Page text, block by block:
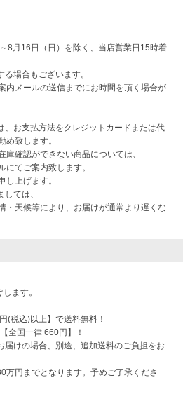
8月16日（日）を除く、当店営業日15時着
場合もございます。
内メールの送信までにお時間を頂く場合が
お支払方法をクレジットカードまたは代
め致します。
庫確認ができない商品については、
にてご案内致します。
し上げます。
ては、
・天候等により、お届けが通常より遅くな
ます。
(税込)以上】で送料無料！
全国一律 660円】！
けの場合、別途、追加送料のご負担をお
円までとなります。予めご了承くださ